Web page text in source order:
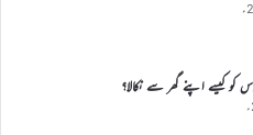
کو کیسے اپنے گھر سے نکالا؟